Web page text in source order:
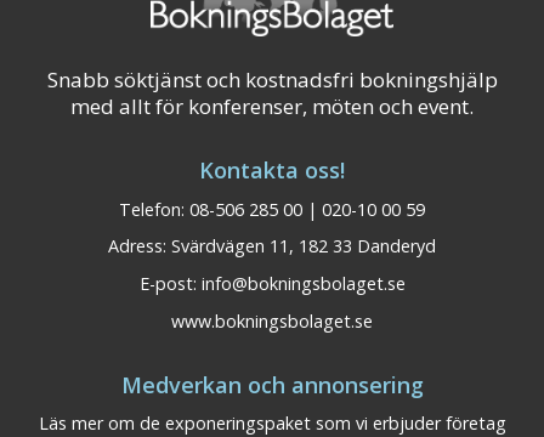
Stans bästa konferenslokaler. Alla ...
Visa på karta
Snabb söktjänst och kostnadsfri bokningshjälp
med allt för konferenser, möten och event.
Kontakta oss!
Telefon: 08-506 285 00 | 020-10 00 59
Adress: Svärdvägen 11, 182 33 Danderyd
E-post: info@bokningsbolaget.se
www.bokningsbolaget.se
Medverkan och annonsering
Läs mer om de exponeringspaket som vi erbjuder företag